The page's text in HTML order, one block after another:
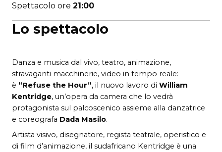
Lo spettacolo
Danza e musica dal vivo, teatro, animazione,
stravaganti macchinerie, video in tempo reale:
è “Refuse the Hour”, il nuovo lavoro di William
Kentridge, un’opera da camera che lo vedrà
protagonista sul palcoscenico assieme alla danzatrice
e coreografa Dada Masilo.
Artista visivo, disegnatore, regista teatrale, operistico e
di film d’animazione, il sudafricano Kentridge è una
Spettacolo ore 21:00